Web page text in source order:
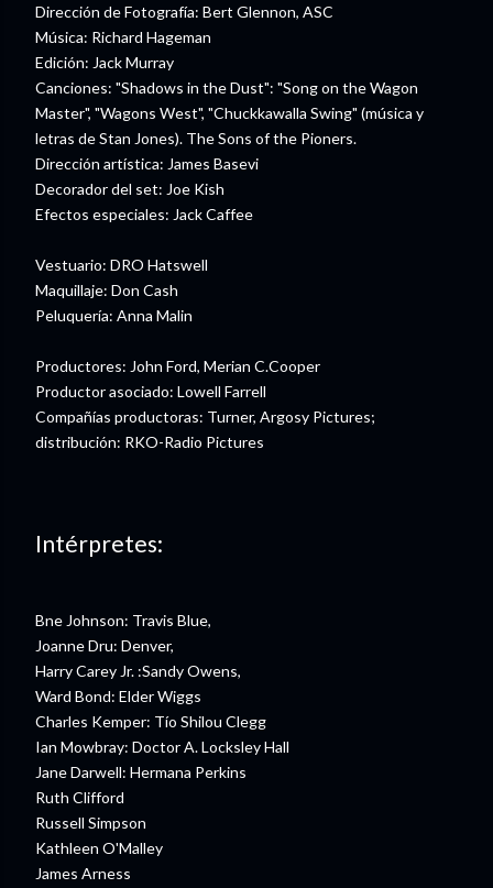
Dirección de Fotografía: Bert Glennon, ASC
Música: Richard Hageman
Edición: Jack Murray
Canciones: "Shadows in the Dust": "Song on the Wagon
Master", "Wagons West", "Chuckkawalla Swing" (música y
letras de Stan Jones). The Sons of the Pioners.
Dirección artística: James Basevi
Decorador del set: Joe Kish
Efectos especiales: Jack Caffee
Vestuario: DRO Hatswell
Maquillaje: Don Cash
Peluquería: Anna Malin
Productores: John Ford, Merian C.Cooper
Productor asociado: Lowell Farrell
Compañías productoras: Turner, Argosy Pictures;
distribución: RKO-Radio Pictures
Intérpretes:
Bne Johnson: Travis Blue,
Joanne Dru: Denver,
Harry Carey Jr. :Sandy Owens,
Ward Bond: Elder Wiggs
Charles Kemper: Tío Shilou Clegg
Ian Mowbray: Doctor A. Locksley Hall
Jane Darwell: Hermana Perkins
Ruth Clifford
Russell Simpson
Kathleen O'Malley
James Arness